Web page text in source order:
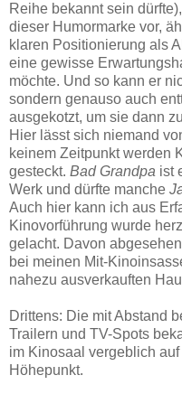
Reihe bekannt sein
dieser Humormarke vor,
klaren Positionierung als
eine gewisse
möchte. Und so kann er
sondern genauso auch
ausgekotzt, um sie dann
Hier lässt sich niemand
keinem Zeitpunkt werden
gesteckt. Bad Grandpa ist
Werk und dürfte manche
Auch hier kann ich aus
Kinovorführung wurde
gelacht. Davon
bei meinen Mit-
nahezu ausverkauften
Drittens: Die mit Abstand
Trailern und TV-Spots
im Kinosaal vergeblich
Höhepunkt.